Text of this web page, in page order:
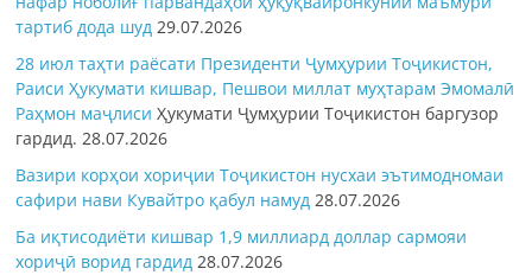
тартиб дода шуд 29.07.2026
28 июл таҳти раёсати Президенти Ҷумҳурии Тоҷикистон,
Раиси Ҳукумати кишвар, Пешвои миллат муҳтарам Эмомалӣ
Раҳмон маҷлисиҲукумати Ҷумҳурии Тоҷикистон баргузор
гардид.28.07.2026
Вазири корҳои хориҷии Тоҷикистон нусхаи эътимодномаи
сафири нави Кувайтро қабул намуд 28.07.2026
Ба иқтисодиёти кишвар 1,9 миллиард доллар сармояи
хориҷӣ ворид гардид 28.07.2026